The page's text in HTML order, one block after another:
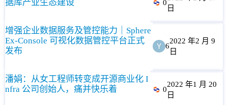
据库产业生态建设
0
日
增强企业数据服务及管控能力｜Sphere
Ex-Console 可视化数据管控平台正式
发布
6
2022 年2 月 9
日
潘娟：从女工程师转变成开源商业化 I
nfra 公司创始人，痛并快乐着
0
2022 年1 月 20
日